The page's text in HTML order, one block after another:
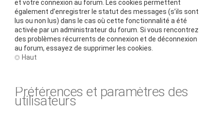
et votre connexion au forum. Les cookies permettent
également d’enregistrer le statut des messages (s’ils sont
lus ou non lus) dans le cas où cette fonctionnalité a été
activée par un administrateur du forum. Si vous rencontrez
des problèmes récurrents de connexion et de déconnexion
au forum, essayez de supprimer les cookies.
Haut
Préférences et paramètres des
utilisateurs